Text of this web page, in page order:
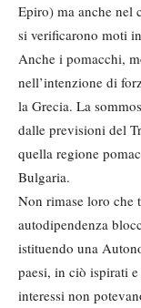
Epiro) ma anche nel
si verificarono moti
Anche i pomacchi,
nell’intenzione di
la Grecia. La
dalle previsioni del
quella regione
Bulgaria.
Non rimase loro che
autodipendenza
istituendo una
paesi, in ciò ispirati
interessi non